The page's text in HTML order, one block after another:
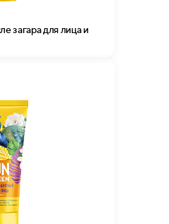
загара для лица и